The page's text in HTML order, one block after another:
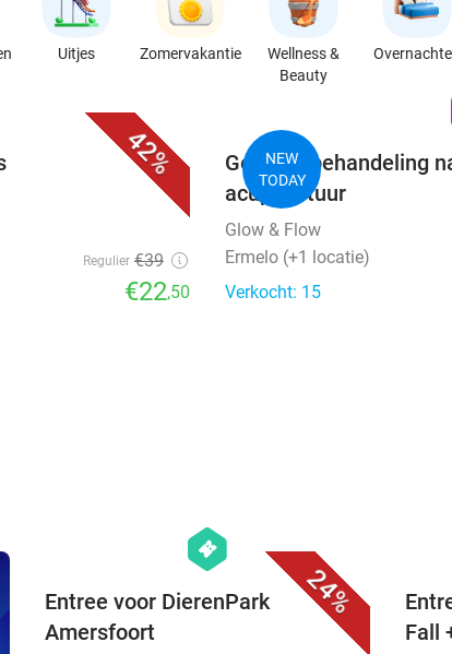
Uitjes Zomervakantie
Wellness &
Beauty
42%
Regulier €39
€22,50
NEW
TODAY
Gezichtsbehandeling
acupunctuur
Glow & Flow
Ermelo (+1 locatie)
Verkocht: 15
24%
hexagon
events
Entree voor DierenPark
Amersfoort
Fall